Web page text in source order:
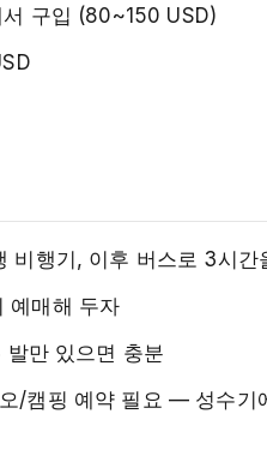
구입 (80~150 USD)
비행기, 이후 버스로 3시
예매해 두자
만 있으면 충분
/캠핑 예약 필요 — 성수